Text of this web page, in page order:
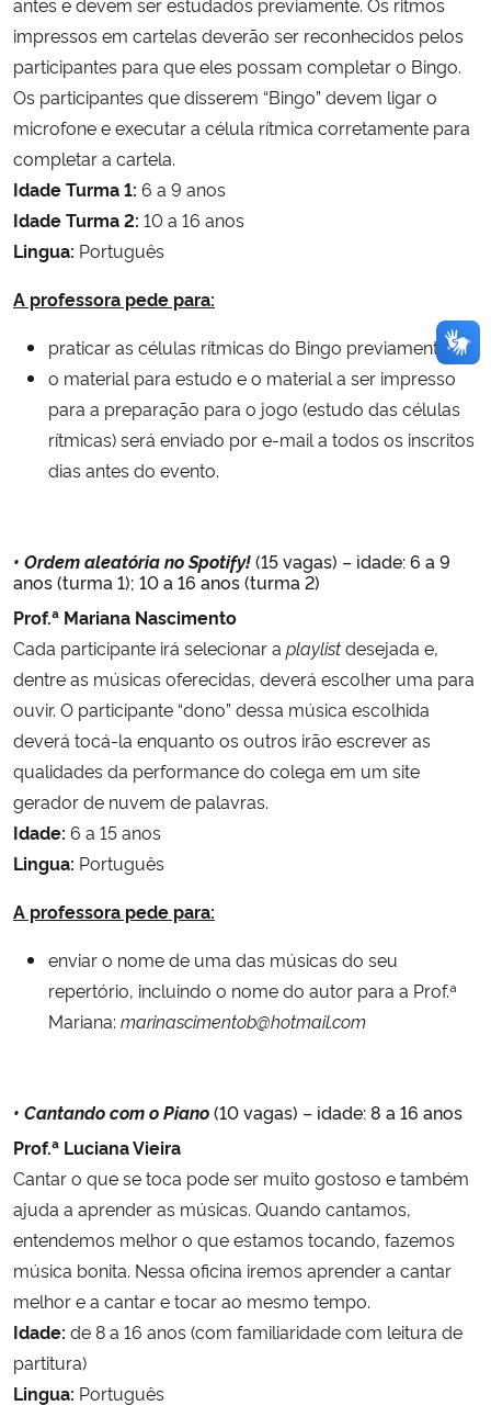
impressos em cartelas deverão ser reconhecidos pelos
participantes para que eles possam completar o Bingo.
Os participantes que disserem “Bingo” devem ligar o
microfone e executar a célula rítmica corretamente para
completar a cartela.
Idade Turma 1: 6 a 9 anos
Idade Turma 2: 10 a 16 anos
Lingua: Português
A professora pede para:
praticar as células rítmicas do Bingo previamente.
o material para estudo e o material a ser impresso
para a preparação para o jogo (estudo das células
rítmicas) será enviado por e-mail a todos os inscritos
dias antes do evento.
• Ordem aleatória no Spotify!(15 vagas) – idade: 6 a 9
anos (turma 1); 10 a 16 anos (turma 2)
Prof.ª Mariana Nascimento
Cada participante irá selecionar a playlistdesejada e,
dentre as músicas oferecidas, deverá escolher uma para
ouvir. O participante “dono” dessa música escolhida
deverá tocá-la enquanto os outros irão escrever as
qualidades da performance do colega em um site
gerador de nuvem de palavras.
Idade: 6 a 15 anos
Lingua: Português
A professora pede para:
enviar o nome de uma das músicas do seu
repertório, incluindo o nome do autor para a Prof.ª
Mariana: marinascimentob@hotmail.com
• Cantando com o Piano(10 vagas) – idade: 8 a 16 anos
Prof.ª Luciana Vieira
Cantar o que se toca pode ser muito gostoso e também
ajuda a aprender as músicas. Quando cantamos,
entendemos melhor o que estamos tocando, fazemos
música bonita. Nessa oficina iremos aprender a cantar
melhor e a cantar e tocar ao mesmo tempo.
Idade: de 8 a 16 anos (com familiaridade com leitura de
partitura)
Lingua: Português